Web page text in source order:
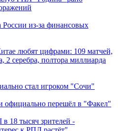
России из-за финансовых
любят цифрами: 109 матчей,
2 серебра, полтора миллиарда
стал игроком "Сочи"
официально перешёл в "Факел"
18 тысяч зрителей -